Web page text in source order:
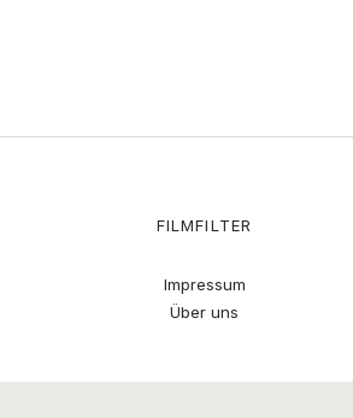
FILMFILTER
Impressum
Über uns